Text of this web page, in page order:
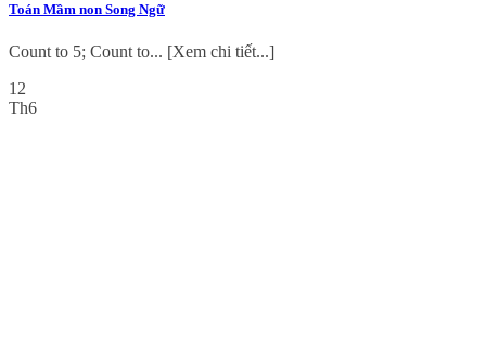
Toán Mầm non Song Ngữ
Count to 5; Count to... [Xem chi tiết...]
12
Th6